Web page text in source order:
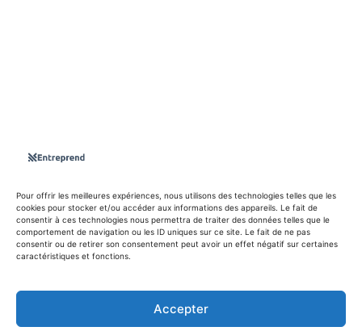
Pour offrir les meilleures expériences, nous utilisons des technologies telles que les
cookies pour stocker et/ou accéder aux informations des appareils. Le fait de
consentir à ces technologies nous permettra de traiter des données telles que le
comportement de navigation ou les ID uniques sur ce site. Le fait de ne pas
consentir ou de retirer son consentement peut avoir un effet négatif sur certaines
caractéristiques et fonctions.
Accepter
info@entreprend.net
Politique de confidentialité
Conditions générales d’utilisation
Contact